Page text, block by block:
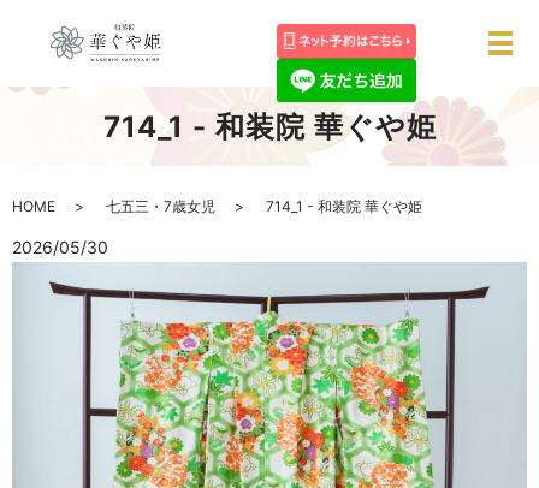
メ
714_1 - 和装院 華ぐや姫
HOME 七五三・7歳女児 714_1 - 和装院 華ぐや姫
2026/05/30